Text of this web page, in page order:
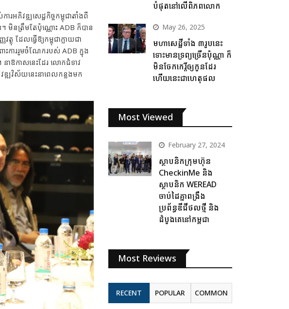
អភិវឌ្ឍសេដ្ឋកិច្ចកម្ពុជាតាំងពី
មិនត្រឹមតែប៉ុណ្ណោះ ADB ក៏បាន
ដែលធ្វើឱ្យកម្ពុជាក្លាយជា
ការរួមចំណែករបស់ ADB ក្នុង
នាឱកាសនេះដែរ លោកជំទាវ
ឍវិស័យនេះនាពេលកន្លងមក
បំផុតនៅលើពិភពលោក
May 26, 2025
មហាសេដ្ឋីទាំង ៣រូបនេះ
ទោះមានទ្រព្យច្រើនប៉ុណ្ណា ក៏
មិនចែកកេរ្តិ៍ឲ្យកូនដែរ
ហើយនេះជាហេតុផល
Most Viewed
February 27, 2024
ស្ថាបនិកក្រុមហ៊ុន
CheckinMe និង
ស្ថាបនិក WEREAD
ចាប់ដៃគ្នាពង្រឹង
ប្រព័ន្ធឌីជីថលថ្មី និង
ដំបូងគេនៅកម្ពុជា
Most Reviews
RECENT POPULAR COMMON